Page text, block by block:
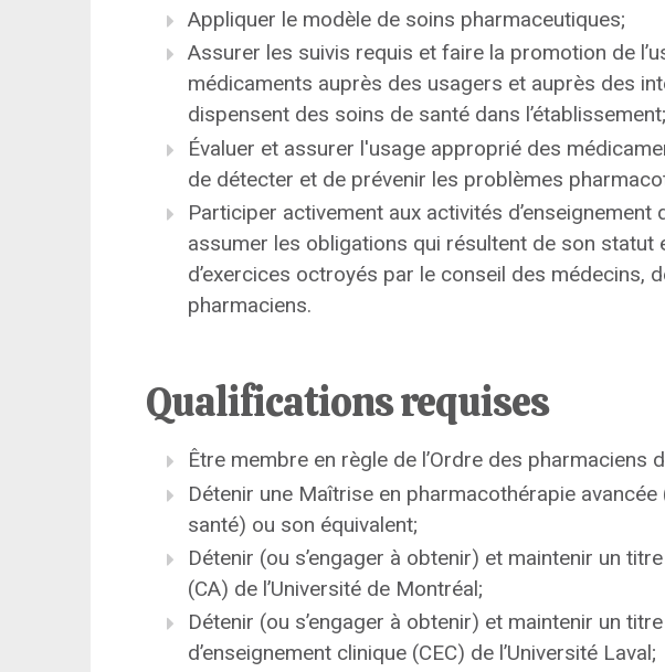
Appliquer le modèle de soins pharmaceutiques;
Assurer les suivis requis et faire la promotion de
médicaments auprès des usagers et auprès des
dispensent des soins de santé dans l’établissement;
Évaluer et assurer l'usage approprié des
de détecter et de prévenir les problèmes
Participer activement aux activités d’enseignement
assumer les obligations qui résultent de son statut
d’exercices octroyés par le conseil des médecins,
pharmaciens.
Qualifications requises
Être membre en règle de l’Ordre des pharmaciens
Détenir une Maîtrise en pharmacothérapie
santé) ou son équivalent;
Détenir (ou s’engager à obtenir) et maintenir un
(CA) de l’Université de Montréal;
Détenir (ou s’engager à obtenir) et maintenir un
d’enseignement clinique (CEC) de l’Université Laval;